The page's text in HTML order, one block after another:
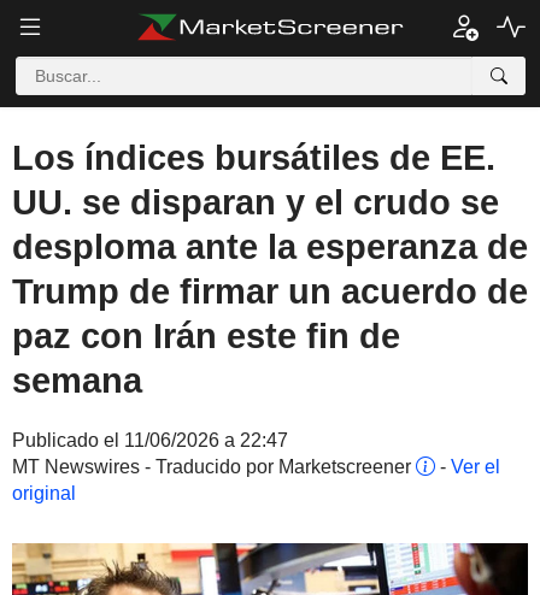
Los índices bursátiles de EE.
UU. se disparan y el crudo se
desploma ante la esperanza de
Trump de firmar un acuerdo de
paz con Irán este fin de
semana
Publicado el 11/06/2026 a 22:47
MT Newswires - Traducido por Marketscreener
- Ver el
original